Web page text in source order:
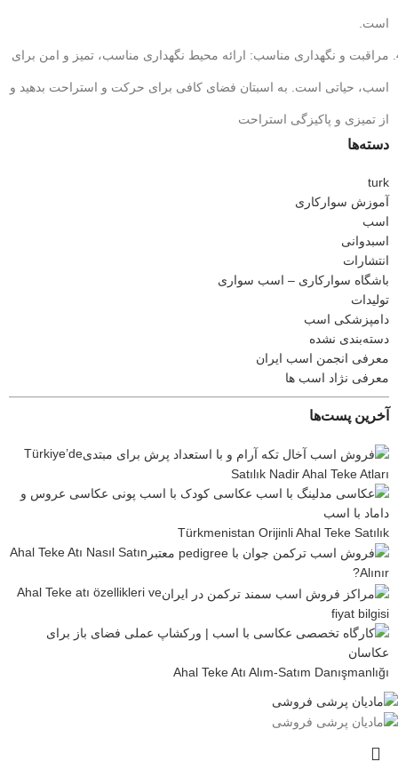
است.
مراقبت و نگهداری مناسب: ارائه محیط نگهداری مناسب، تمیز و امن برای
اسب، حیاتی است. به اسبتان فضای کافی برای حرکت و استراحت بدهید و
از تمیزی و پاکیزگی استراحت
دسته‌ها
turk
آموزش سوارکاری
اسب
اسبدوانی
انتشارات
باشگاه سوارکاری – اسب سواری
تولیدات
دامپزشکی اسب
دسته‌بندی نشده
معرفی انجمن اسب ایران
معرفی نژاد اسب ها
آخرین پست‌ها
Türkiye’de
Satılık Nadir Ahal Teke Atları
Türkmenistan Orijinli Ahal Teke Satılık
Ahal Teke Atı Nasıl Satın
Alınır?
Ahal Teke atı özellikleri ve
fiyat bilgisi
Ahal Teke Atı Alım-Satım Danışmanlığı